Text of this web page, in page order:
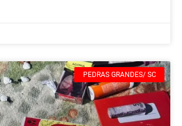
PEDRAS GRANDES/ SC